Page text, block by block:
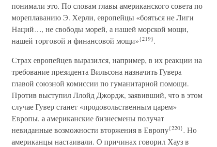
понимали это. По словам главы американского совета по
мореплаванию Э. Херли, европейцы «бояться не Лиги
Наций…, не свободы морей, а нашей морской мощи,
нашей торговой и финансовой мощи»{219}.
Страх европейцев выразился, например, в их реакции на
требование президента Вильсона назначить Гувера
главой союзной комиссии по гуманитарной помощи.
Против выступил Ллойд Джордж, заявивший, что в этом
случае Гувер станет «продовольственным царем»
Европы, а американские бизнесмены получат
невиданные возможности вторжения в Европу{220}. Но
американцы настаивали. О причинах говорил Хауз в